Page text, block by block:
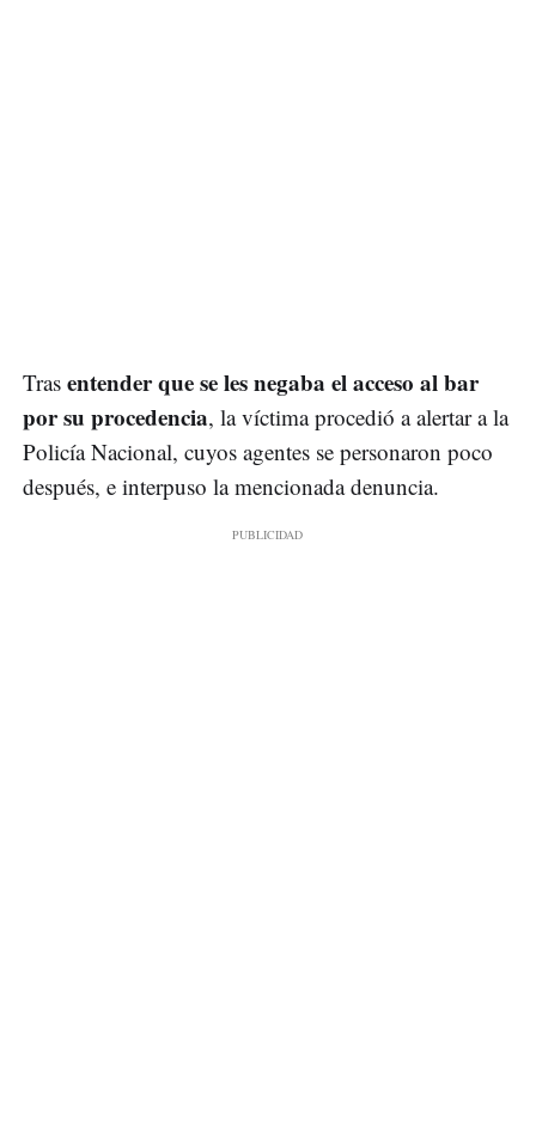
Tras entender que se les negaba el acceso al bar
por su procedencia, la víctima procedió a alertar a la
Policía Nacional, cuyos agentes se personaron poco
después, e interpuso la mencionada denuncia.